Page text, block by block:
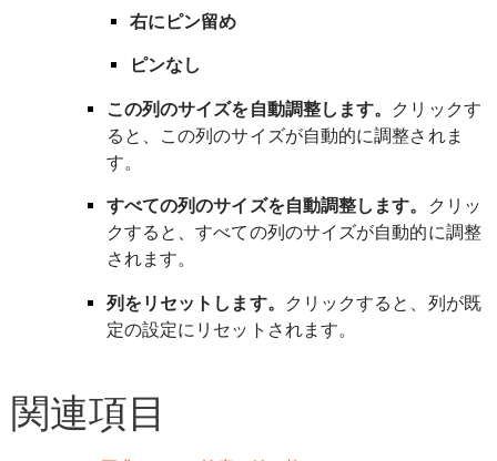
右にピン留め
ピンなし
この列のサイズを自動調整します。 クリックす
ると、この列のサイズが自動的に調整されま
す。
すべての列のサイズを自動調整します。
クリッ
クすると、すべての列のサイズが自動的に調整
されます。
列をリセットします。
クリックすると、列が既
定の設定にリセットされます。
関連項目